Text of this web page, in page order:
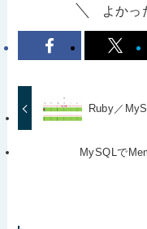
よかっ
Ruby／
MySQLで